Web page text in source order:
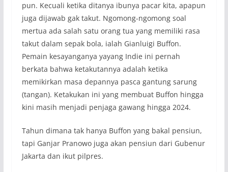
pun. Kecuali ketika ditanya ibunya pacar kita, apapun
juga dijawab gak takut. Ngomong-ngomong soal
mertua ada salah satu orang tua yang memiliki rasa
takut dalam sepak bola, ialah Gianluigi Buffon.
Pemain kesayanganya yayang Indie ini pernah
berkata bahwa ketakutannya adalah ketika
memikirkan masa depannya pasca gantung sarung
(tangan). Ketakukan ini yang membuat Buffon hingga
kini masih menjadi penjaga gawang hingga 2024.
Tahun dimana tak hanya Buffon yang bakal pensiun,
tapi Ganjar Pranowo juga akan pensiun dari Gubenur
Jakarta dan ikut pilpres.